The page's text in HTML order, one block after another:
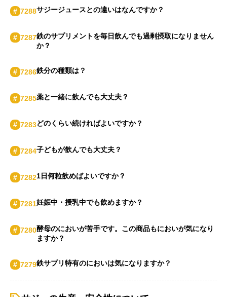
# 7288サジージュースとの​違いは​なんですか？​
# 7287鉄のサプリメントを毎日飲んでも過剰摂取になりません
か？
# 7286鉄分の種類は？
# 7285薬と一緒に飲んでも大丈夫？
# 7283どのくらい続ければよいですか？
# 7284子どもが飲んでも大丈夫？
# 72821日何粒飲めばよいですか？
# 7281妊娠中・授乳中でも飲めますか？
# 7280酵母のにおいが苦手です。この商品もにおいが気になり
ますか？
# 7279鉄サプリ特有のに​おいは​気に​なりますか？